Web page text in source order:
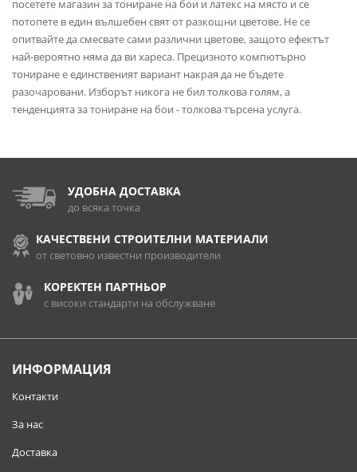
посетете магазин за тониране на бои и латекс на място и се
потопете в един вълшебен свят от разкошни цветове. Не се
опитвайте да смесвате сами различни цветове, защото ефектът
най-вероятно няма да ви хареса. Прецизното компютърно
тониране е единственият вариант накрая да не бъдете
разочаровани. Изборът никога не бил толкова голям, а
тенденцията за тониране на бои - толкова търсена услуга.
УДОБНА ДОСТАВКА
до всяка точка
КАЧЕСТВЕНИ СТРОИТЕЛНИ МАТЕРИАЛИ
от световно известни производители
КОРЕКТЕН ПАРТНЬОР
с високи стандарти на обслужване
ИНФОРМАЦИЯ
Контакти
За нас
Доставка